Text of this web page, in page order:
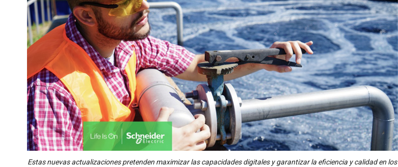
Estas nuevas actualizaciones pretenden maximizar las capacidades digitales y garantizar la eficiencia y calidad en los